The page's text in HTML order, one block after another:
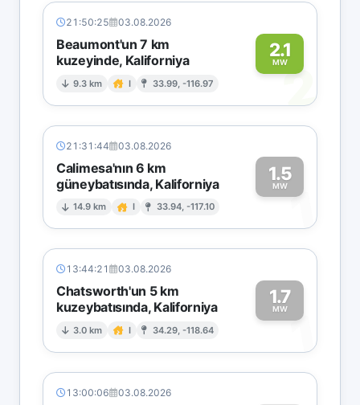
21:50:25 03.08.2026
Beaumont'un 7 km
kuzeyinde, Kaliforniya
9.3 km I 33.99, -116.97
2.1
MW2
21:31:44 03.08.2026
Calimesa'nın 6 km
güneybatısında, Kaliforniya
14.9 km I 33.94, -117.10
1.5
MW1
13:44:21 03.08.2026
Chatsworth'un 5 km
kuzeybatısında, Kaliforniya
3.0 km I 34.29, -118.64
1.7
MW1
13:00:06 03.08.2026